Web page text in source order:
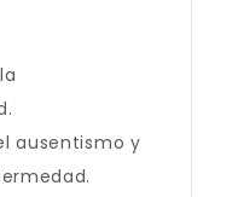
ausentismo y